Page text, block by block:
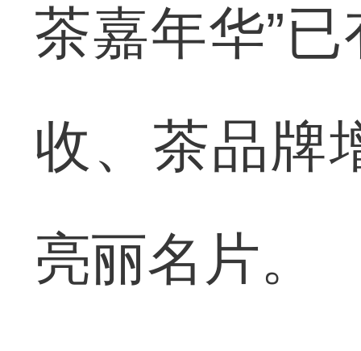
茶嘉年华”
收、茶品牌
亮丽名片。